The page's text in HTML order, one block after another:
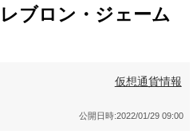
ブロン・ジェーム
仮想通貨情報
公開日時:2022/01/29 09:00